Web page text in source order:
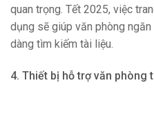
quan trọng. Tết 2025, việc
dụng sẽ giúp văn phòng
dàng tìm kiếm tài liệu.
4. Thiết bị hỗ trợ văn phòng